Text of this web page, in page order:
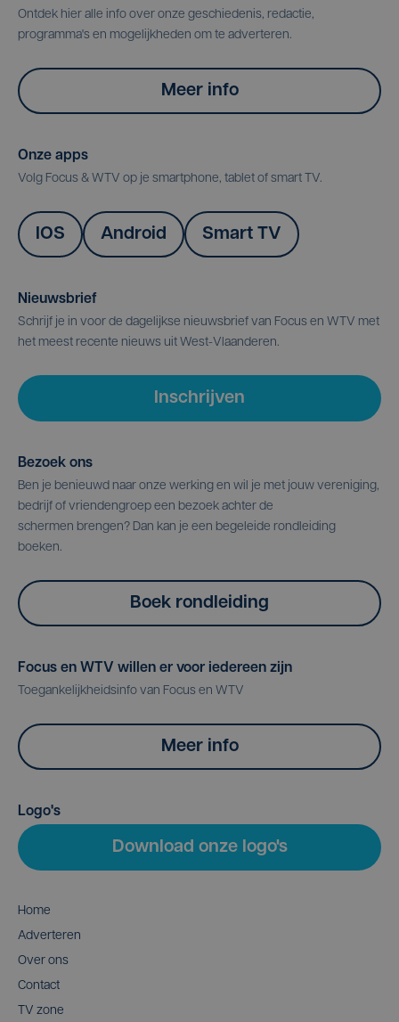
Ontdek hier alle info over onze geschiedenis, redactie,
programma's en mogelijkheden om te adverteren.
Meer info
Onze apps
Volg Focus & WTV op je smartphone, tablet of smart TV.
IOS Android Smart TV
Nieuwsbrief
Schrijf je in voor de dagelijkse nieuwsbrief van Focus en WTV met
het meest recente nieuws uit West-Vlaanderen.
Inschrijven
Bezoek ons
Ben je benieuwd naar onze werking en wil je met jouw vereniging,
bedrijf of vriendengroep een bezoek achter de
schermen brengen? Dan kan je een begeleide rondleiding
boeken.
Boek rondleiding
Focus en WTV willen er voor iedereen zijn
Toegankelijkheidsinfo van Focus en WTV
Meer info
Logo's
Download onze logo's
Home
Adverteren
Over ons
Contact
TV zone